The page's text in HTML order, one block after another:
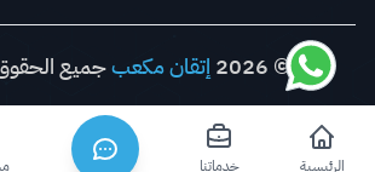
الرئيسية خدماتنا
© 2026 إتقان مكعبجميع